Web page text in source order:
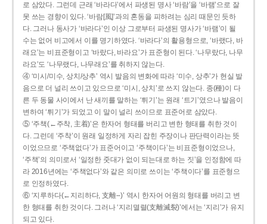
로 삼았다. 그런데 근래 ‘바라다’에서 파생된 명사 ‘바람’을 ‘바램’으로 잘
못 쓰는 경향이 있다. ‘바람[風]’과의 혼동을 피하려는 심리 때문인 듯하
다. 그러나 동사가 ‘바라다’인 이상 그로부터 파생된 명사가 ‘바램’이 될
수는 없어 비고에서 이를 명기하였다. ‘바라다’의 활용형으로, ‘바랬다, 바
래요’는 비표준형이고 ‘바랐다, 바라요’가 표준형이 된다. ‘나무랐다, 나무
라요’도 ‘나무랬다, 나무래요’를 취하지 않는다.
④ ‘미시/미수, 상치/상추’ 역시 발음의 변화에 따라 ‘미수, 상추’가 현실 발
음으로 더 널리 쓰이고 있으므로 ‘미시, 상치’로 쓰지 않는다. 종(種)이 다
른 두 동물 사이에서 난 새끼를 말하는 ‘튀기’는 원래 ‘트기’였으나 발음이
변하여 ‘튀기’가 되었고 이 말이 널리 쓰이므로 표준어로 삼았다.
⑤ ‘주책(←주착, 主着)’은 한자어 형태를 버리고 변한 형태를 취한 것이
다. 그런데 ‘주착’이 원래 일정하게 자리 잡힌 주장이나 판단력이라는 뜻
이었으므로 ‘주책없다’가 표준어이고 ‘주책이다’는 비표준형이었으나,
‘주책’의 의미로서 ‘일정한 줏대가 없이 되는대로 하는 짓’을 인정함에 따
라 2016년에는 ‘주책없다’와 같은 의미로 쓰이는 ‘주책이다’를 표준형으
로 인정하였다.
⑥ ‘지루하다(←지리하다, 支離--)’ 역시 한자어 어원의 형태를 버리고 변
한 형태를 취한 것이다. 그러나 ‘지리멸렬(支離滅裂)’에서는 ‘지리’가 유지
되고 있다.